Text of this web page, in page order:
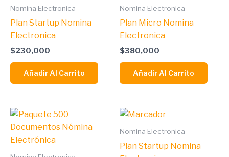
Nomina Electronica
Plan Startup Nomina
Electronica
$230,000
Añadir Al Carrito
Nomina Electronica
Plan Micro Nomina
Electronica
$380,000
Añadir Al Carrito
Nomina Electronica
Plan Startup Nomina